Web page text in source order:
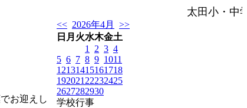
太田小・中
お迎えし
<< 2026年4月
>>
日 月 火水木金土
1
2 3 4
5 6 7 8 9 1011
12131415161718
192021 22232425
2627282930
学校行事